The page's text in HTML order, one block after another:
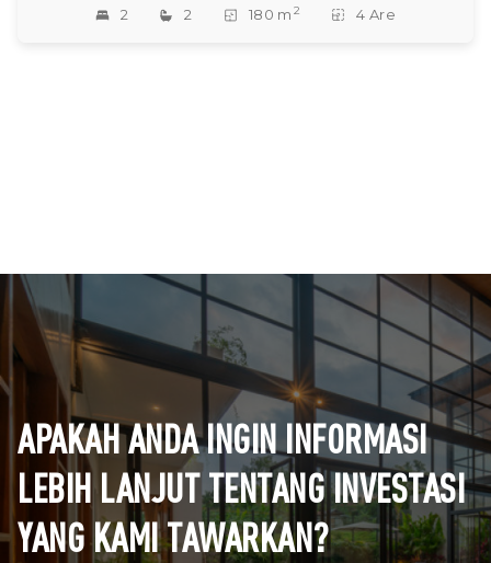
2 2 180 m 2 4 Are
APAKAH ANDA INGIN INFORMASI
LEBIH LANJUT TENTANG INVESTASI
YANG KAMI TAWARKAN?